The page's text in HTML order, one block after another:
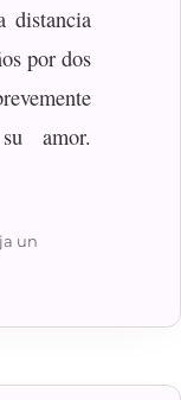
distancia
por dos
amor.
Albert:
un